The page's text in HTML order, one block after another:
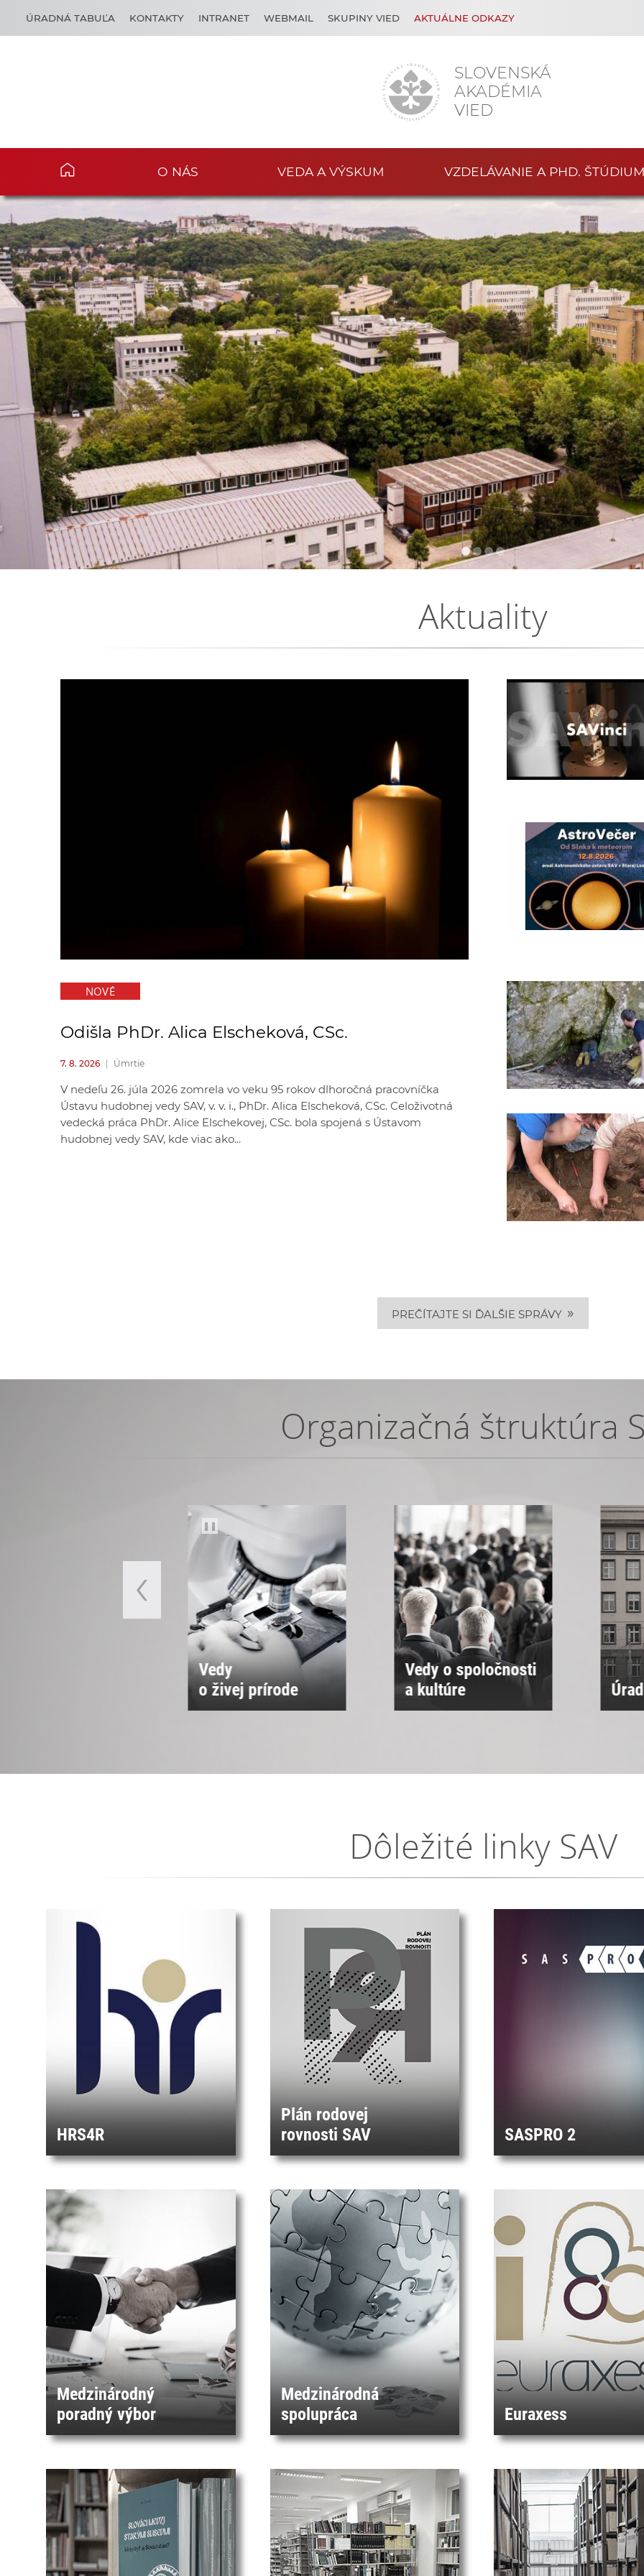
SLOVENSKÁ
AKADÉMIA
VIED
ÚRADNÁ TABUĽA KONTAKTY INTRANET WEBMAIL SKUPINY VIED AKTUÁLNE ODKAZY
O NÁS VEDA A VÝSKUM VZDELÁVANIE A PHD.
Aktuality
NOVÉ
Odišla PhDr. Alica Elscheková, CSc.
7. 8. 2026 Úmrtie
V nedeľu 26. júla 2026 zomrela vo veku 95 rokov dlhoročná pracovníčka
Ústavu hudobnej vedy SAV, v. v. i., PhDr. Alica Elscheková, CSc. Celoživotná
vedecká práca PhDr. Alice Elschekovej, CSc. bola spojená s Ústavom
hudobnej vedy SAV, kde viac ako...
PREČÍTAJTE SI ĎALŠIE SPRÁVY »
Organizačná štruktúra
Vedy o spoločnosti
a kultúre
Úrad SAV
Dôležité linky SAV
HRS4R
Plán rodovej
rovnosti SAV
SASPRO 2
Medzinárodný
poradný výbor
Medzinárodná
spolupráca
Euraxess